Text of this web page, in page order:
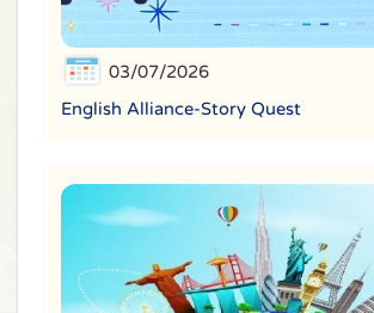
03/07/2026
English Alliance-Story Quest